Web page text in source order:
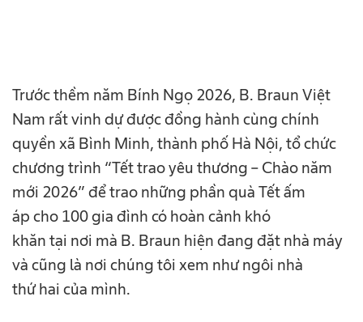
Trước thềm năm Bính Ngọ 2026, B. Braun Việt
Nam rất vinh dự được đồng hành cùng chính
quyền xã Bình Minh, thành phố Hà Nội, tổ chức
chương trình “Tết trao yêu thương – Chào năm
mới 2026” để trao những phần quà Tết ấm
áp cho 100 gia đình có hoàn cảnh khó
khăn tại nơi mà B. Braun hiện đang đặt nhà máy
và cũng là nơi chúng tôi xem như ngôi nhà
thứ hai của mình.